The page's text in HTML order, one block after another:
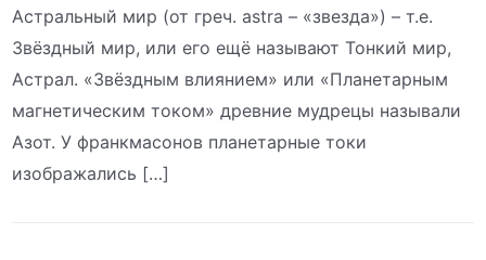
Астральный мир (от греч. astra – «звезда») – т.е.
Звёздный мир, или его ещё называют Тонкий мир,
Астрал. «Звёздным влиянием» или «Планетарным
магнетическим током» древние мудрецы называли
Азот. У франкмасонов планетарные токи
изображались […]